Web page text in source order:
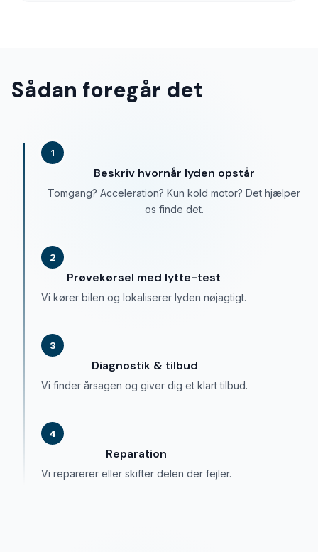
Sådan foregår det
1
Beskriv hvornår lyden opstår
Tomgang? Acceleration? Kun kold motor? Det hjælper
os finde det.
2
Prøvekørsel med lytte-test
Vi kører bilen og lokaliserer lyden nøjagtigt.
3
Diagnostik & tilbud
Vi finder årsagen og giver dig et klart tilbud.
4
Reparation
Vi reparerer eller skifter delen der fejler.